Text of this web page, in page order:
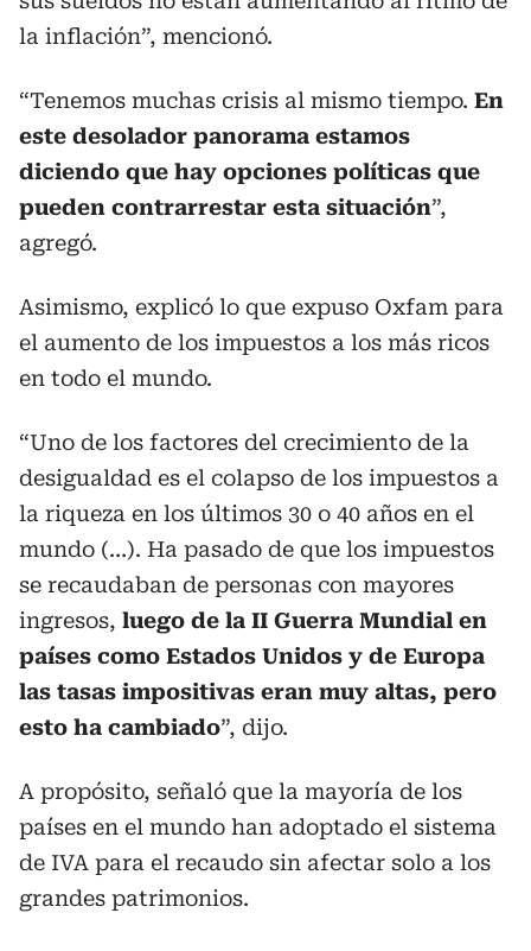
la inflación”, mencionó.
“Tenemos muchas crisis al mismo tiempo. En
este desolador panorama estamos
diciendo que hay opciones políticas que
pueden contrarrestar esta situación”,
agregó.
Asimismo, explicó lo que expuso Oxfam para
el aumento de los impuestos a los más ricos
en todo el mundo.
“Uno de los factores del crecimiento de la
desigualdad es el colapso de los impuestos a
la riqueza en los últimos 30 o 40 años en el
mundo (…). Ha pasado de que los impuestos
se recaudaban de personas con mayores
ingresos, luego de la II Guerra Mundial en
países como Estados Unidos y de Europa
las tasas impositivas eran muy altas, pero
esto ha cambiado”, dijo.
A propósito, señaló que la mayoría de los
países en el mundo han adoptado el sistema
de IVA para el recaudo sin afectar solo a los
grandes patrimonios.